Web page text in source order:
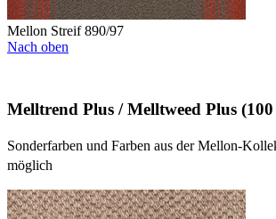
Mellon Streif 890/97
Nach oben
Melltrend Plus / Melltweed Plus
Sonderfarben und Farben aus der Mellon-
möglich